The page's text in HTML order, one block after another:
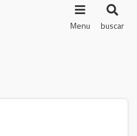
Menu buscar